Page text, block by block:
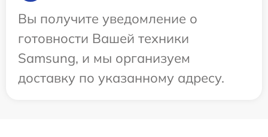
Вы получите уведомление о
готовности Вашей техники
Samsung, и мы организуем
доставку по указанному адресу.